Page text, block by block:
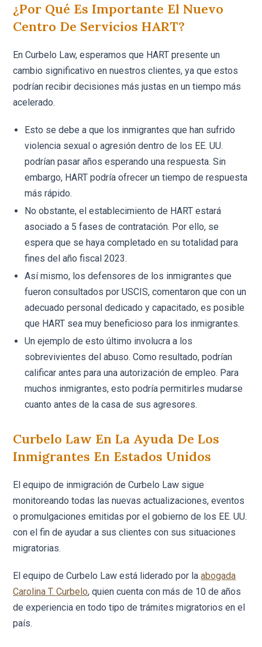
¿Por Qué Es Importante El Nuevo
Centro De Servicios HART?
En Curbelo Law, esperamos que HART presente un
cambio significativo en nuestros clientes, ya que estos
podrían recibir decisiones más justas en un tiempo más
acelerado.
Esto se debe a que los inmigrantes que han sufrido
violencia sexual o agresión dentro de los EE. UU.
podrían pasar años esperando una respuesta. Sin
embargo, HART podría ofrecer un tiempo de respuesta
más rápido.
No obstante, el establecimiento de HART estará
asociado a 5 fases de contratación. Por ello, se
espera que se haya completado en su totalidad para
fines del año fiscal 2023.
Así mismo, los defensores de los inmigrantes que
fueron consultados por USCIS, comentaron que con un
adecuado personal dedicado y capacitado, es posible
que HART sea muy beneficioso para los inmigrantes.
Un ejemplo de esto último involucra a los
sobrevivientes del abuso. Como resultado, podrían
calificar antes para una autorización de empleo. Para
muchos inmigrantes, esto podría permitirles mudarse
cuanto antes de la casa de sus agresores.
Curbelo Law En La Ayuda De Los
Inmigrantes En Estados Unidos
El equipo de inmigración de Curbelo Law sigue
monitoreando todas las nuevas actualizaciones, eventos
o promulgaciones emitidas por el gobierno de los EE. UU.
con el fin de ayudar a sus clientes con sus situaciones
migratorias.
El equipo de Curbelo Law está liderado por laabogada
Carolina T. Curbelo, quien cuenta con más de 10 de años
de experiencia en todo tipo de trámites migratorios en el
país.